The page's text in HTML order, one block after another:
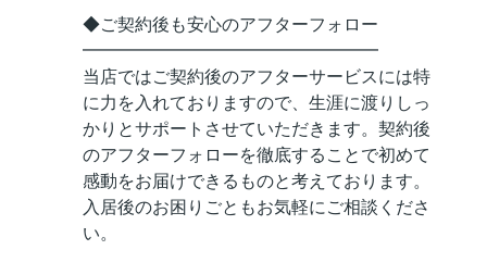
◆ご契約後も安心のアフターフォロー
━━━━━━━━━━━━━━━━━
当店ではご契約後のアフターサービスには特
に力を入れておりますので、生涯に渡りしっ
かりとサポートさせていただきます。契約後
のアフターフォローを徹底することで初めて
感動をお届けできるものと考えております。
入居後のお困りごともお気軽にご相談くださ
い。